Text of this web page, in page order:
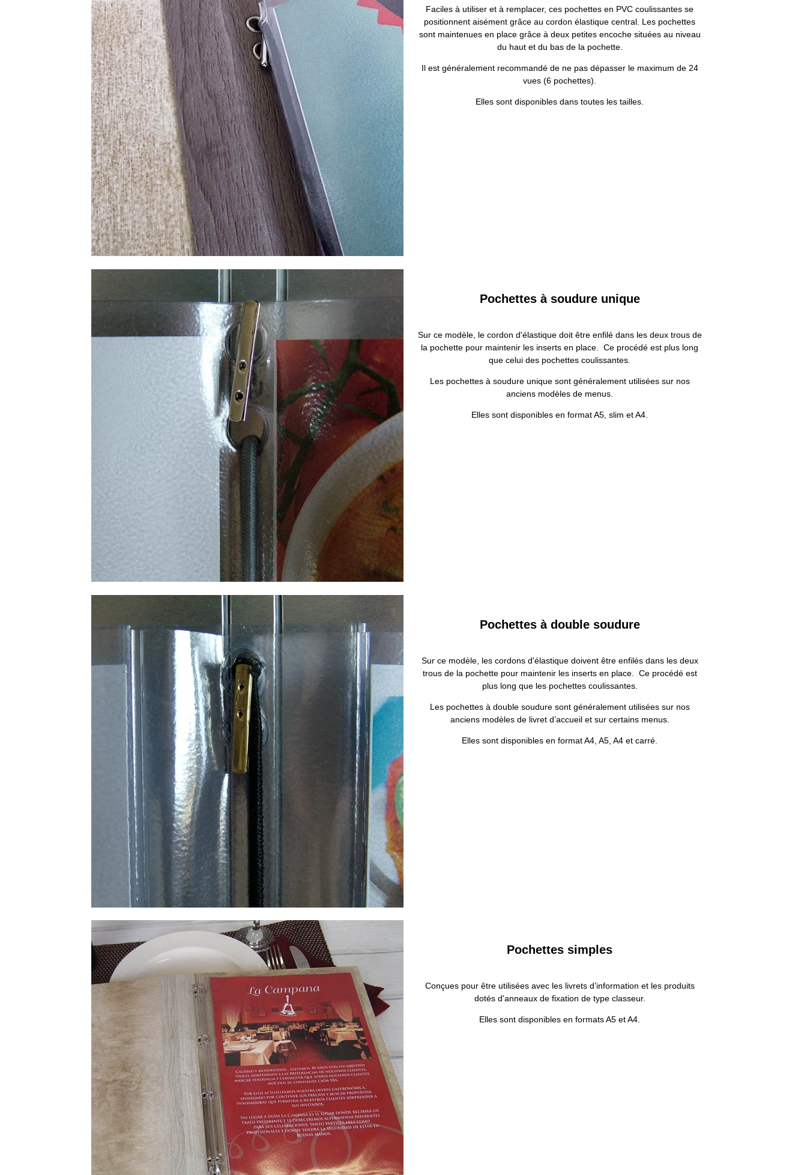
Faciles à utiliser et à remplacer, ces pochettes en PVC coulissantes se
positionnent aisément grâce au cordon élastique central. Les pochettes
sont maintenues en place grâce à deux petites encoche situées au niveau
du haut et du bas de la pochette.
Il est généralement recommandé de ne pas dépasser le maximum de 24
vues (6 pochettes).
Elles sont disponibles dans toutes les tailles.
Pochettes à soudure unique
Sur ce modèle, le cordon d'élastique doit être enfilé dans les deux trous de
la pochette pour maintenir les inserts en place. Ce procédé est plus long
que celui des pochettes coulissantes.
Les pochettes à soudure unique sont généralement utilisées sur nos
anciens modèles de menus.
Elles sont disponibles en format A5, slim et A4.
Pochettes à double soudure
Sur ce modèle, les cordons d'élastique doivent être enfilés dans les deux
trous de la pochette pour maintenir les inserts en place. Ce procédé est
plus long que les pochettes coulissantes.
Les pochettes à double soudure sont généralement utilisées sur nos
anciens modèles de livret d’accueil et sur certains menus.
Elles sont disponibles en format A4, A5, A4 et carré.
Pochettes simples
Conçues pour être utilisées avec les livrets d’information et les produits
dotés d'anneaux de fixation de type classeur.
Elles sont disponibles en formats A5 et A4.